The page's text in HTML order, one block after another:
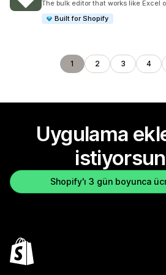
The bulk editor that works like Excel
Built for Shopify
1 2 3 4
Uygulama
Shopify'ı 3 gün boyunca